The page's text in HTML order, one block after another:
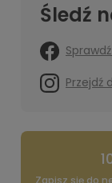
Śledź
Przejdź
Zapisz się do